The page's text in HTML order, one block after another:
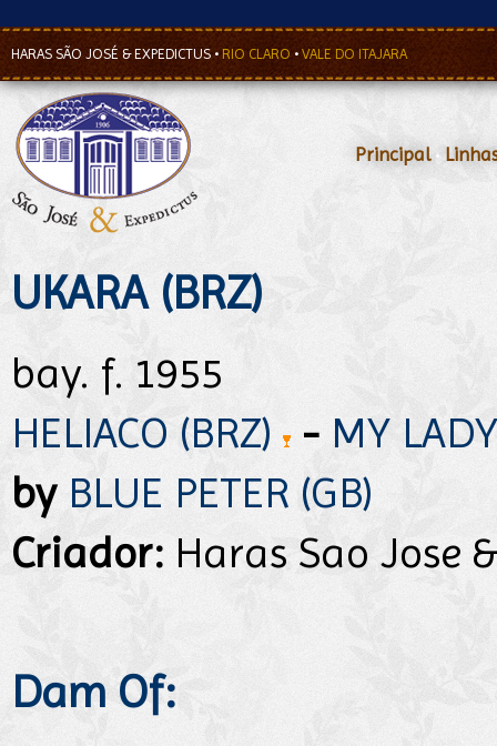
HARAS SÃO JOSÉ & EXPEDICTUS • RIO CLARO • VALE DO ITAJARA
Principal•
UKARA (BRZ)
bay. f. 1955
HELIACO (BRZ)
- MY
by BLUE PETER (GB)
Criador: Haras Sao Jose
Dam Of: